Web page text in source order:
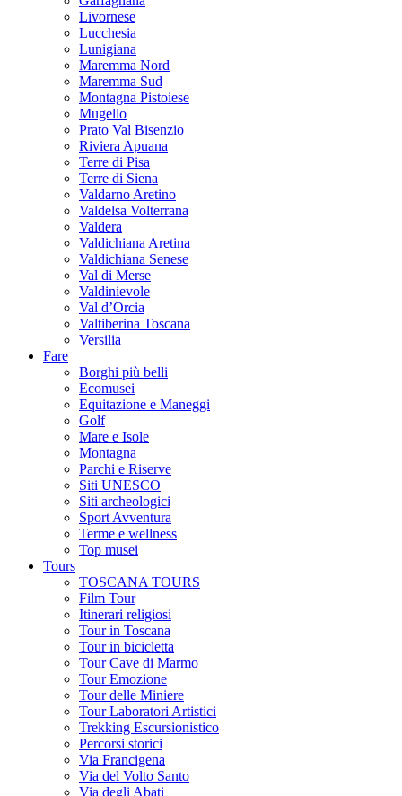
Livornese
Lucchesia
Lunigiana
Maremma Nord
Maremma Sud
Montagna Pistoiese
Mugello
Prato Val Bisenzio
Riviera Apuana
Terre di Pisa
Terre di Siena
Valdarno Aretino
Valdelsa Volterrana
Valdera
Valdichiana Aretina
Valdichiana Senese
Val di Merse
Valdinievole
Val d’Orcia
Valtiberina Toscana
Versilia
Fare
Borghi più belli
Ecomusei
Equitazione e Maneggi
Golf
Mare e Isole
Montagna
Parchi e Riserve
Siti UNESCO
Siti archeologici
Sport Avventura
Terme e wellness
Top musei
Tours
TOSCANA TOURS
Film Tour
Itinerari religiosi
Tour in Toscana
Tour in bicicletta
Tour Cave di Marmo
Tour Emozione
Tour delle Miniere
Tour Laboratori Artistici
Trekking Escursionistico
Percorsi storici
Via Francigena
Via del Volto Santo
Via degli Abati